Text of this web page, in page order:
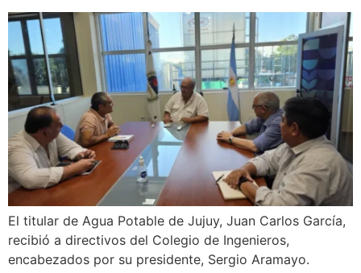
El titular de Agua Potable de Jujuy, Juan Carlos García,
recibió a directivos del Colegio de Ingenieros,
encabezados por su presidente, Sergio Aramayo.